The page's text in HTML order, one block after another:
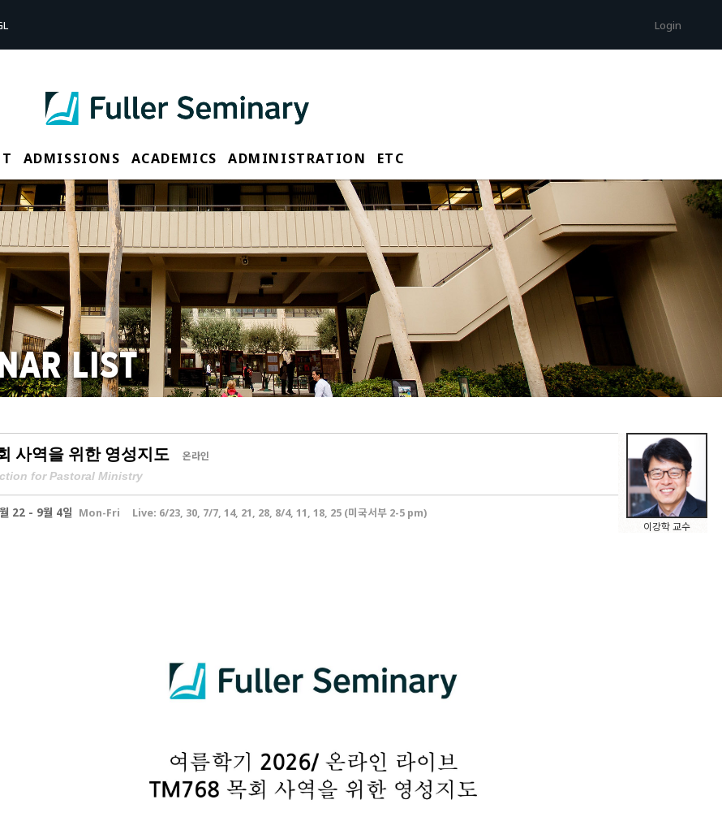
Login
ADMISSIONS ACADEMICS ADMINISTRATION ETC
LIST
이강학 교수
사역을 위한 영성지도 온라인
for Pastoral Ministry
22 - 9월 4일 Mon-Fri Live: 6/23, 30, 7/7, 14, 21, 28, 8/4, 11, 18, 25 (미국서부 2-5 pm)